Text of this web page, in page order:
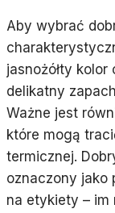
Aby wybrać
jasnożółty
delikatny
Ważne jest
które mogą
termicznej.
oznaczony jako
na etykiety – im